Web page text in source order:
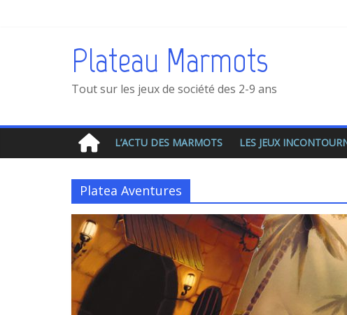
Plateau Marmots
Tout sur les jeux de société des 2-9 ans
L’ACTU DES MARMOTS LES JEUX
Platea Aventures